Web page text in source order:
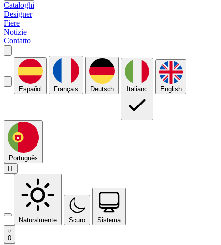
Cataloghi
Designer
Fiere
Notizie
Contatto
Español Français Deutsch Italiano English
Português
IT
Naturalmente Scuro Sistema
0